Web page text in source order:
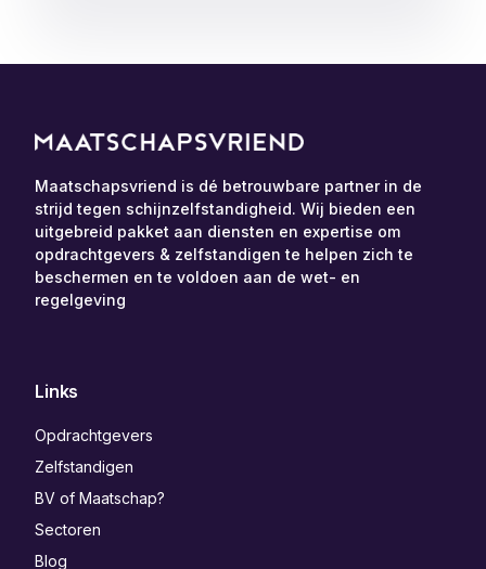
Maatschapsvriend is dé betrouwbare partner in de
strijd tegen schijnzelfstandigheid. Wij bieden een
uitgebreid pakket aan diensten en expertise om
opdrachtgevers & zelfstandigen te helpen zich te
beschermen en te voldoen aan de wet- en
regelgeving
Links
Opdrachtgevers
Zelfstandigen
BV of Maatschap?
Sectoren
Blog